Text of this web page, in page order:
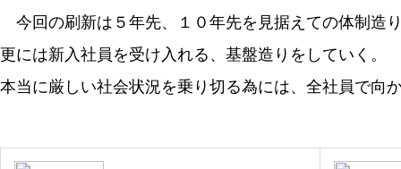
今回の刷新は５年先、１０年先を見据えての体制造
更には新入社員を受け入れる、基盤造りをしていく。
本当に厳しい社会状況を乗り切る為には、全社員で向